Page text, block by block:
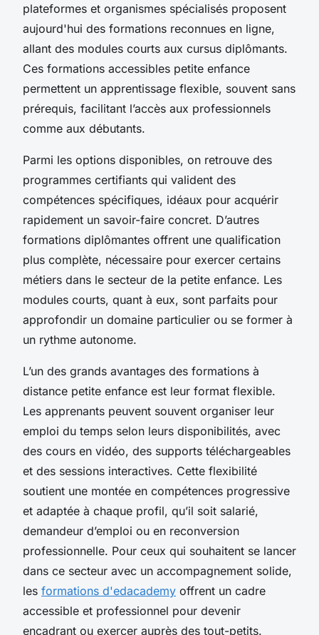
plateformes et organismes spécialisés proposent
aujourd'hui des formations reconnues en ligne,
allant des modules courts aux cursus diplômants.
Ces formations accessibles petite enfance
permettent un apprentissage flexible, souvent sans
prérequis, facilitant l’accès aux professionnels
comme aux débutants.
Parmi les options disponibles, on retrouve des
programmes certifiants qui valident des
compétences spécifiques, idéaux pour acquérir
rapidement un savoir-faire concret. D’autres
formations diplômantes offrent une qualification
plus complète, nécessaire pour exercer certains
métiers dans le secteur de la petite enfance. Les
modules courts, quant à eux, sont parfaits pour
approfondir un domaine particulier ou se former à
un rythme autonome.
L’un des grands avantages des formations à
distance petite enfance est leur format flexible.
Les apprenants peuvent souvent organiser leur
emploi du temps selon leurs disponibilités, avec
des cours en vidéo, des supports téléchargeables
et des sessions interactives. Cette flexibilité
soutient une montée en compétences progressive
et adaptée à chaque profil, qu’il soit salarié,
demandeur d’emploi ou en reconversion
professionnelle. Pour ceux qui souhaitent se lancer
dans ce secteur avec un accompagnement solide,
les formations d'edacademy offrent un cadre
accessible et professionnel pour devenir
encadrant ou exercer auprès des tout-petits.